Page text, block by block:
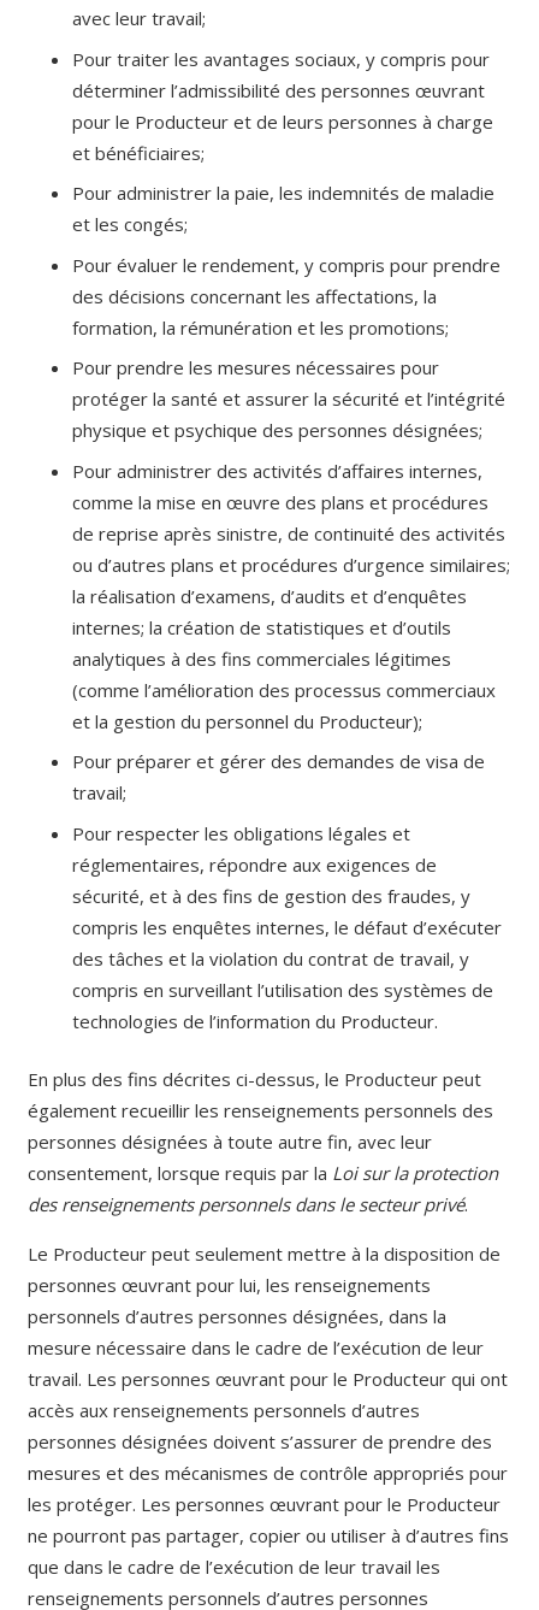
avec leur travail;
Pour traiter les avantages sociaux, y compris pour
déterminer l’admissibilité des personnes œuvrant
pour le Producteur et de leurs personnes à charge
et bénéficiaires;
Pour administrer la paie, les indemnités de maladie
et les congés;
Pour évaluer le rendement, y compris pour prendre
des décisions concernant les affectations, la
formation, la rémunération et les promotions;
Pour prendre les mesures nécessaires pour
protéger la santé et assurer la sécurité et l’intégrité
physique et psychique des personnes désignées;
Pour administrer des activités d’affaires internes,
comme la mise en œuvre des plans et procédures
de reprise après sinistre, de continuité des activités
ou d’autres plans et procédures d’urgence similaires;
la réalisation d’examens, d’audits et d’enquêtes
internes; la création de statistiques et d’outils
analytiques à des fins commerciales légitimes
(comme l’amélioration des processus commerciaux
et la gestion du personnel du Producteur);
Pour préparer et gérer des demandes de visa de
travail;
Pour respecter les obligations légales et
réglementaires, répondre aux exigences de
sécurité, et à des fins de gestion des fraudes, y
compris les enquêtes internes, le défaut d’exécuter
des tâches et la violation du contrat de travail, y
compris en surveillant l’utilisation des systèmes de
technologies de l’information du Producteur.
En plus des fins décrites ci-dessus, le Producteur peut
également recueillir les renseignements personnels des
personnes désignées à toute autre fin, avec leur
consentement, lorsque requis par la Loi sur la protection
des renseignements personnels dans le secteur privé.
Le Producteur peut seulement mettre à la disposition de
personnes œuvrant pour lui, les renseignements
personnels d’autres personnes désignées, dans la
mesure nécessaire dans le cadre de l’exécution de leur
travail. Les personnes œuvrant pour le Producteur qui ont
accès aux renseignements personnels d’autres
personnes désignées doivent s’assurer de prendre des
mesures et des mécanismes de contrôle appropriés pour
les protéger. Les personnes œuvrant pour le Producteur
ne pourront pas partager, copier ou utiliser à d’autres fins
que dans le cadre de l’exécution de leur travail les
renseignements personnels d’autres personnes